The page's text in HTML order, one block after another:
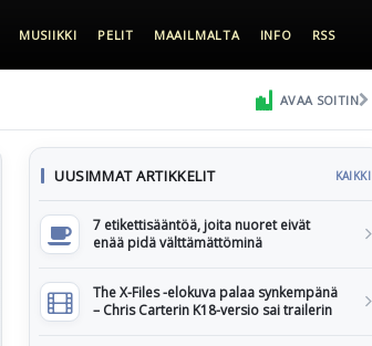
MUSIIKKI PELIT MAAILMALTA INFO RSS
AVAA SOITIN
UUSIMMAT ARTIKKELIT KAIKKI
7 etikettisääntöä, joita nuoret eivät
enää pidä välttämättöminä
The X-Files -elokuva palaa synkempänä
– Chris Carterin K18-versio sai trailerin